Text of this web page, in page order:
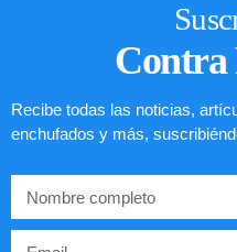
Contra
Recibe todas las noticias,
enchufados y más,